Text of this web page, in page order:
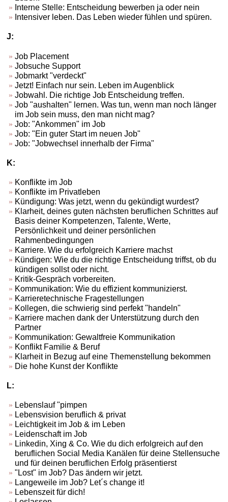
Interne Stelle: Entscheidung bewerben ja oder nein
Intensiver leben. Das Leben wieder fühlen und spüren.
J:
Job Placement
Jobsuche Support
Jobmarkt "verdeckt"
Jetzt! Einfach nur sein. Leben im Augenblick
Jobwahl. Die richtige Job Entscheidung treffen.
Job "aushalten" lernen. Was tun, wenn man noch länger
im Job sein muss, den man nicht mag?
Job: "Ankommen" im Job
Job: "Ein guter Start im neuen Job"
Job: "Jobwechsel innerhalb der Firma"
K:
Konflikte im Job
Konflikte im Privatleben
Kündigung: Was jetzt, wenn du gekündigt wurdest?
Klarheit, deines guten nächsten beruflichen Schrittes auf
Basis deiner Kompetenzen, Talente, Werte,
Persönlichkeit und deiner persönlichen
Rahmenbedingungen
Karriere. Wie du erfolgreich Karriere machst
Kündigen: Wie du die richtige Entscheidung triffst, ob du
kündigen sollst oder nicht.
Kritik-Gespräch vorbereiten.
Kommunikation: Wie du effizient kommunizierst.
Karrieretechnische Fragestellungen
Kollegen, die schwierig sind perfekt "handeln"
Karriere machen dank der Unterstützung durch den
Partner
Kommunikation: Gewaltfreie Kommunikation
Konflikt Familie & Beruf
Klarheit in Bezug auf eine Themenstellung bekommen
Die hohe Kunst der Konflikte
L:
Lebenslauf "pimpen
Lebensvision beruflich & privat
Leichtigkeit im Job & im Leben
Leidenschaft im Job
Linkedin, Xing & Co. Wie du dich erfolgreich auf den
beruflichen Social Media Kanälen für deine Stellensuche
und für deinen beruflichen Erfolg präsentierst
"Lost" im Job? Das ändern wir jetzt.
Langeweile im Job? Let´s change it!
Lebenszeit für dich!